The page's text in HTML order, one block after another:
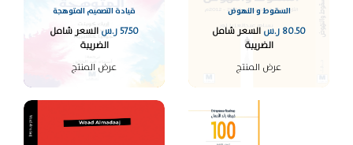
السقوط و النهوض
80.50 ر.س السعر شامل
الضريبة
عرض المنتج
قيادة التصميم المتوهجة
57.50ر.س السعر شامل
الضريبة
عرض المنتج